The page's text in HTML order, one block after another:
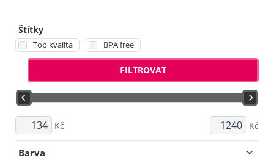
Kč Kč
Barva
Štítky
Top kvalita BPA free
FILTROVAT